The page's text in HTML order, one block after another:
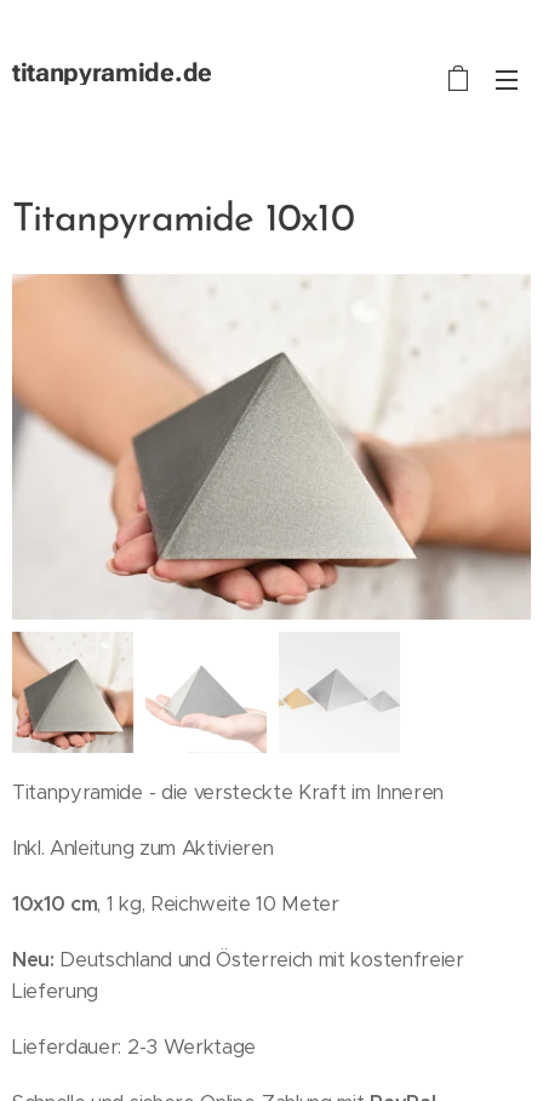
titanpyramide.de
Titanpyramide 10x10
Titanpyramide - die versteckte Kraft im Inneren
Inkl. Anleitung zum Aktivieren
10x10 cm, 1 kg, Reichweite 10 Meter
Neu: Deutschland und Österreich mit kostenfreier
Lieferung
Lieferdauer: 2-3 Werktage